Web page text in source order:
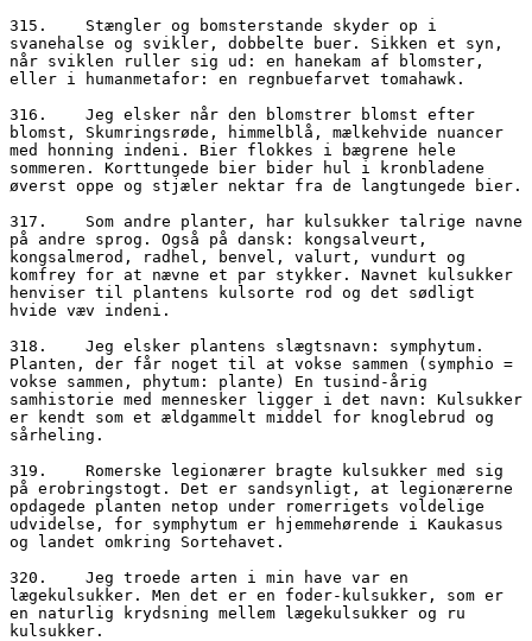
315.	Stængler og bomsterstande skyder op i
svanehalse og svikler, dobbelte buer. Sikken et syn,
når sviklen ruller sig ud: en hanekam af blomster,
eller i humanmetafor: en regnbuefarvet tomahawk.
316.	Jeg elsker når den blomstrer blomst efter
blomst, Skumringsrøde, himmelblå, mælkehvide nuancer
med honning indeni. Bier flokkes i bægrene hele
sommeren. Korttungede bier bider hul i kronbladene
øverst oppe og stjæler nektar fra de langtungede bier.
317.	Som andre planter, har kulsukker talrige navne
på andre sprog. Også på dansk: kongsalveurt,
kongsalmerod, radhel, benvel, valurt, vundurt og
komfrey for at nævne et par stykker. Navnet kulsukker
henviser til plantens kulsorte rod og det sødligt
hvide væv indeni.
318.	Jeg elsker plantens slægtsnavn: symphytum.
Planten, der får noget til at vokse sammen (symphio =
vokse sammen, phytum: plante) En tusind-årig
samhistorie med mennesker ligger i det navn: Kulsukker
er kendt som et ældgammelt middel for knoglebrud og
sårheling.
319.	Romerske legionærer bragte kulsukker med sig
på erobringstogt. Det er sandsynligt, at legionærerne
opdagede planten netop under romerrigets voldelige
udvidelse, for symphytum er hjemmehørende i Kaukasus
og landet omkring Sortehavet.
320.	Jeg troede arten i min have var en
lægekulsukker. Men det er en foder-kulsukker, som er
en naturlig krydsning mellem lægekulsukker og ru
kulsukker.